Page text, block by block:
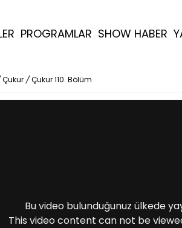
PROGRAMLAR SHOW HABER
Çukur / Çukur 110. Bölüm
Bu video bulunduğunuz ülkede
This video content can not be